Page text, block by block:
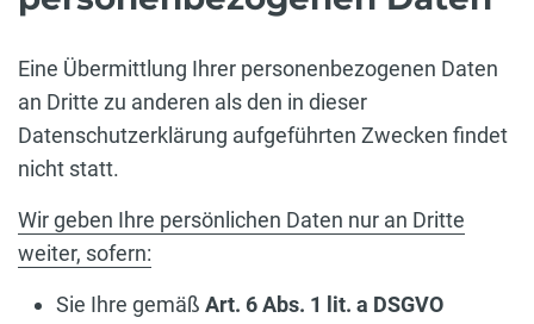
Eine Übermittlung Ihrer personenbezogenen Daten
an Dritte zu anderen als den in dieser
Datenschutzerklärung aufgeführten Zwecken findet
nicht statt.
Wir geben Ihre persönlichen Daten nur an Dritte
weiter, sofern:
Sie Ihre gemäß Art. 6 Abs. 1 lit. a DSGVO